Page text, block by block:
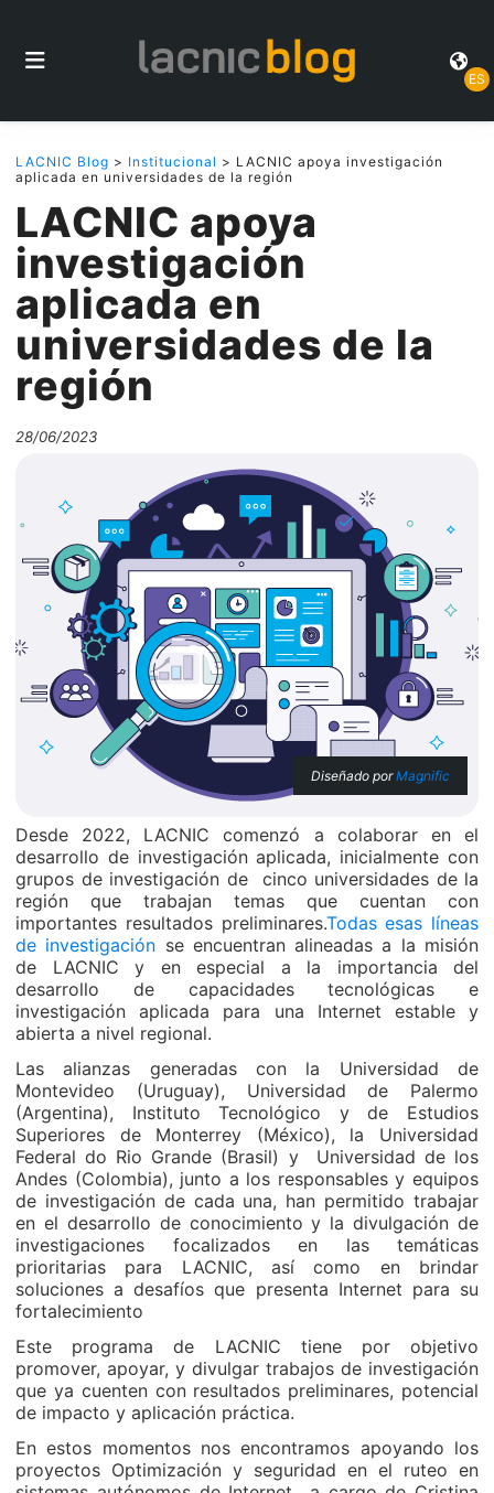
ES
LACNIC Blog > Institucional > LACNIC apoya investigación
aplicada en universidades de la región
LACNIC apoya
investigación
aplicada en
universidades de la
región
28/06/2023
Diseñado porMagnific
Desde 2022, LACNIC comenzó a colaborar en el
desarrollo de investigación aplicada, inicialmente con
grupos de investigación de cinco universidades de la
región que trabajan temas que cuentan con
importantes resultados preliminares.Todas esas líneas
de investigación se encuentran alineadas a la misión
de LACNIC y en especial a la importancia del
desarrollo de capacidades tecnológicas e
investigación aplicada para una Internet estable y
abierta a nivel regional.
Las alianzas generadas con la Universidad de
Montevideo (Uruguay), Universidad de Palermo
(Argentina), Instituto Tecnológico y de Estudios
Superiores de Monterrey (México), la Universidad
Federal do Rio Grande (Brasil) y Universidad de los
Andes (Colombia), junto a los responsables y equipos
de investigación de cada una, han permitido trabajar
en el desarrollo de conocimiento y la divulgación de
investigaciones focalizados en las temáticas
prioritarias para LACNIC, así como en brindar
soluciones a desafíos que presenta Internet para su
fortalecimiento
Este programa de LACNIC tiene por objetivo
promover, apoyar, y divulgar trabajos de investigación
que ya cuenten con resultados preliminares, potencial
de impacto y aplicación práctica.
En estos momentos nos encontramos apoyando los
proyectos Optimización y seguridad en el ruteo en